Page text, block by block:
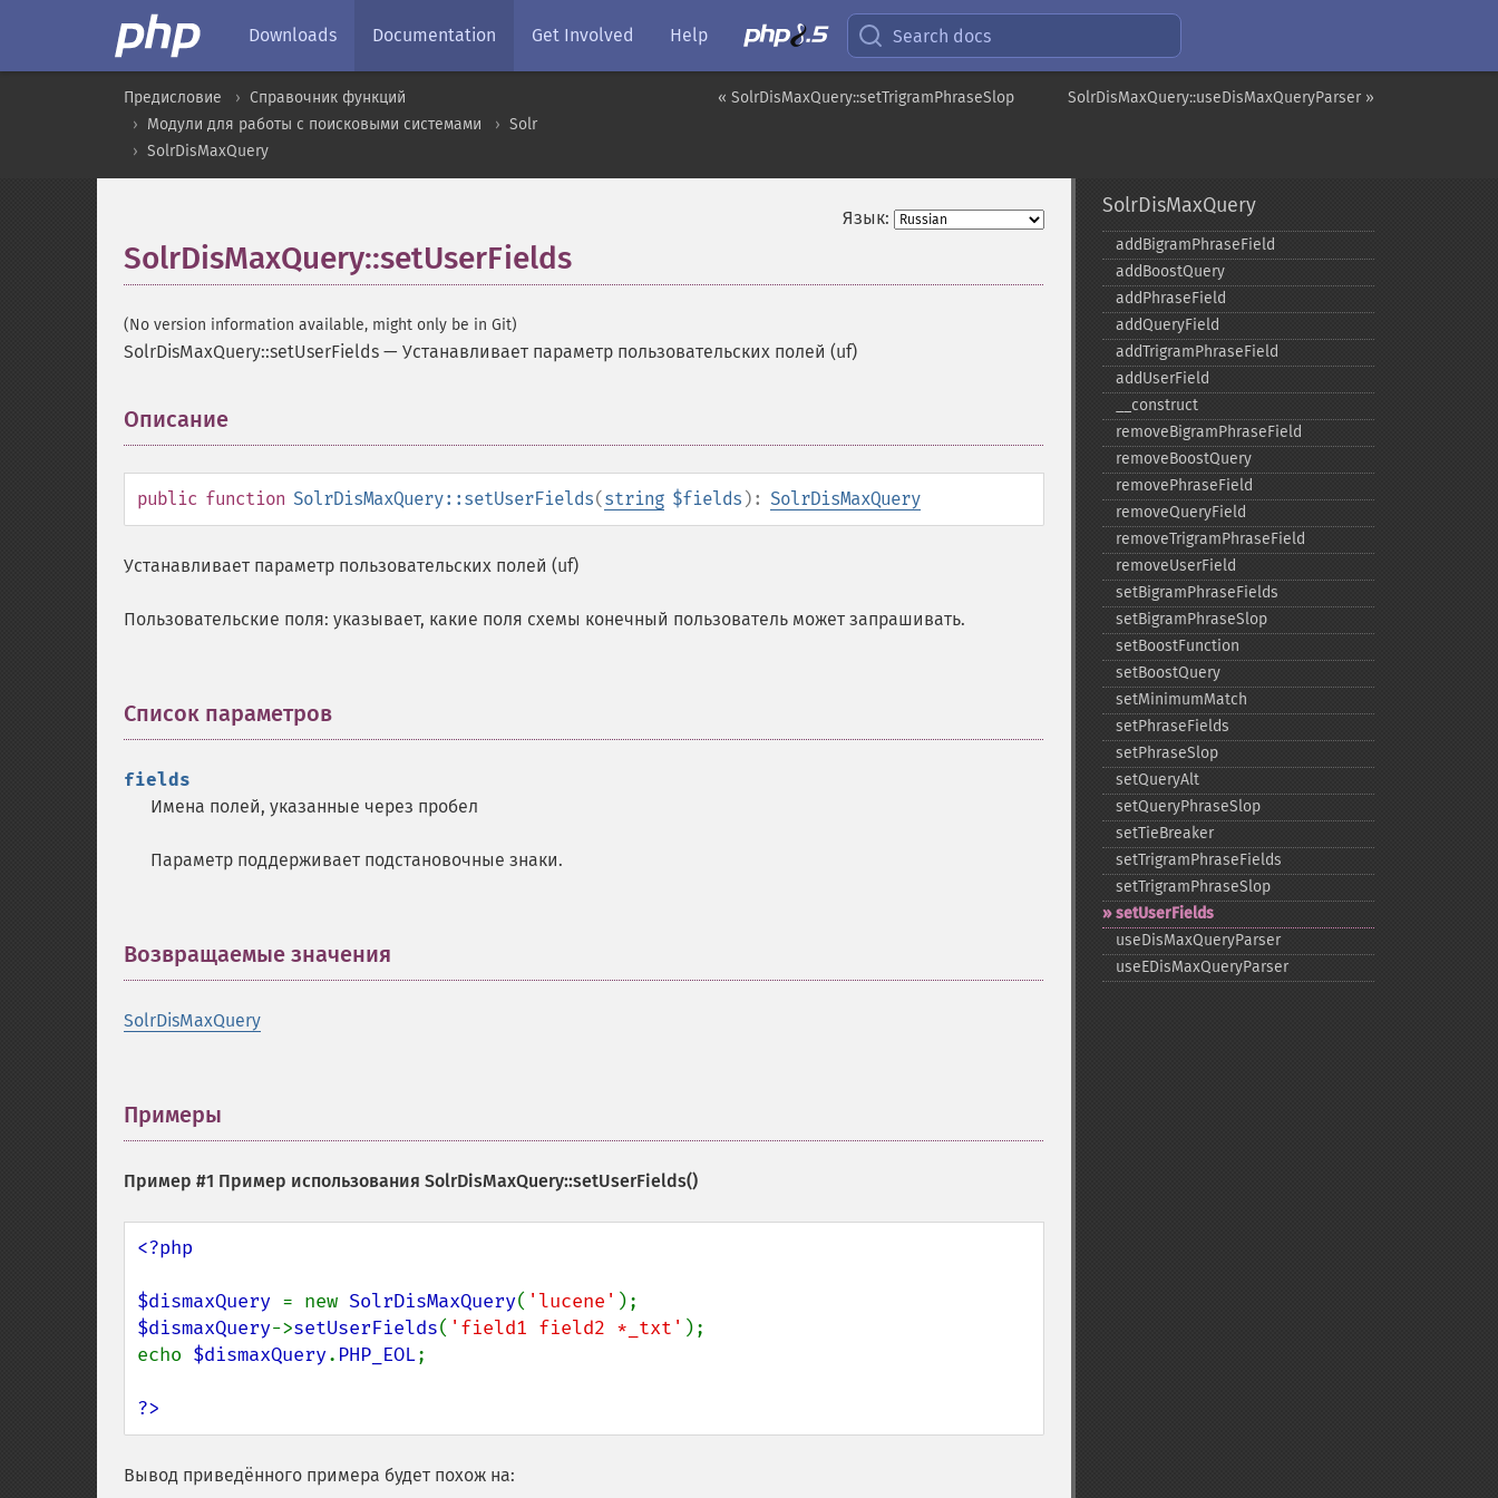
Downloads Documentation Get Involved Help Search docs
SolrDisMaxQuery::useDisMaxQueryParser »
« SolrDisMaxQuery::setTrigramPhraseSlop
Предисловие
Справочник функций
Модули для работы с поисковыми системами
Solr
SolrDisMaxQuery
Язык:
SolrDisMaxQuery::setUserFields
(No version information available, might only be in Git)
SolrDisMaxQuery::setUserFields — Устанавливает параметр пользовательских полей (uf)
Описание
public function SolrDisMaxQuery::setUserFields(string $fields ): SolrDisMaxQuery
Устанавливает параметр пользовательских полей (uf)
Пользовательские поля: указывает, какие поля схемы конечный пользователь может запрашивать.
Список параметров
fields
Имена полей, указанные через пробел
Параметр поддерживает подстановочные знаки.
Возвращаемые значения
SolrDisMaxQuery
Примеры
Пример #1 Пример использования SolrDisMaxQuery::setUserFields()
<?php
$dismaxQuery = new SolrDisMaxQuery( 'lucene'
$dismaxQuery->setUserFields( 'field1 field2 *_txt' );
echo $dismaxQuery. PHP_EOL;
?>
Вывод приведённого примера будет похож на:
SolrDisMaxQuery
addBigramPhraseField
addBoostQuery
addPhraseField
addQueryField
addTrigramPhraseField
addUserField
_​_​construct
removeBigramPhraseField
removeBoostQuery
removePhraseField
removeQueryField
removeTrigramPhraseField
removeUserField
setBigramPhraseFields
setBigramPhraseSlop
setBoostFunction
setBoostQuery
setMinimumMatch
setPhraseFields
setPhraseSlop
setQueryAlt
setQueryPhraseSlop
setTieBreaker
setTrigramPhraseFields
setTrigramPhraseSlop
setUserFields
useDisMaxQueryParser
useEDisMaxQueryParser